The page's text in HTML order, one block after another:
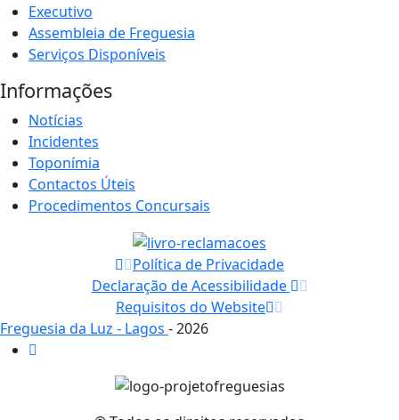
Executivo
Assembleia de Freguesia
Serviços Disponíveis
Informações
Notícias
Incidentes
Toponímia
Contactos Úteis
Procedimentos Concursais
Política de Privacidade
Declaração de Acessibilidade
Requisitos do Website
Freguesia da Luz - Lagos - 2026